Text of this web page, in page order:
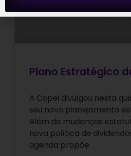
Plano Estratégico
A Copel divulgou nesta
seu novo planejamento
Além de mudanças
nova política de
agenda propõe